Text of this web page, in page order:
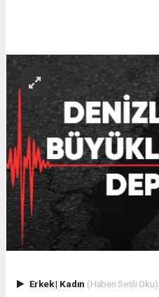
Erkek| Kadın (Haberi Sesli Oku)